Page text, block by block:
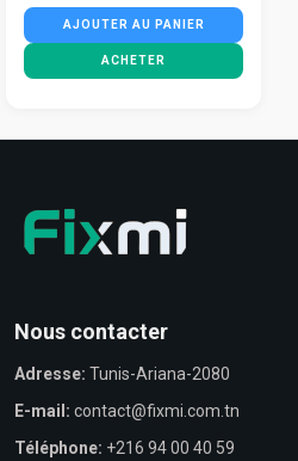
AJOUTER AU PANIER
ACHETER
Nous contacter
Adresse: Tunis-Ariana-2080
E-mail: contact@fixmi.com.tn
Téléphone: +216 94 00 40 59